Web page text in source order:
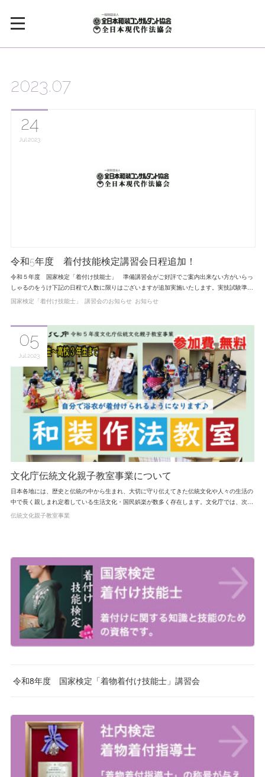
2023.07
令和5年度 着付技能検定講習会日程追加！
令和５年度 国家検定「着付け技能士」 準備講習会がご好評でご案内出来ない方がいらっ
しゃるのをうけ下記の日程で人数に限りはございますが追加実施いたします。実技試験準…
24
Jul 2023
国家検定「着付け技能士」 講習会のお知らせ お知らせ
文化庁伝統文化親子教室事業について
日本各地には、歴史と伝統の中から生まれ、大切に守り伝えてきた伝統文化や人々の生活の
中で長く親しまれ定着している生活文化・国民娯楽が数多く存在します。文化庁では、次…
05
Jul 2023
伝統文化親子教室事業
令和8年度 国家検定「着物着付け技能士」講習会